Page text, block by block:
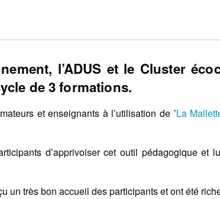
l’ADUS et le Cluster
de 3 formations.
et enseignants à l’utilisation de ’La
d’apprivoiser cet outil pédagogique et
un très bon accueil des participants et ont été